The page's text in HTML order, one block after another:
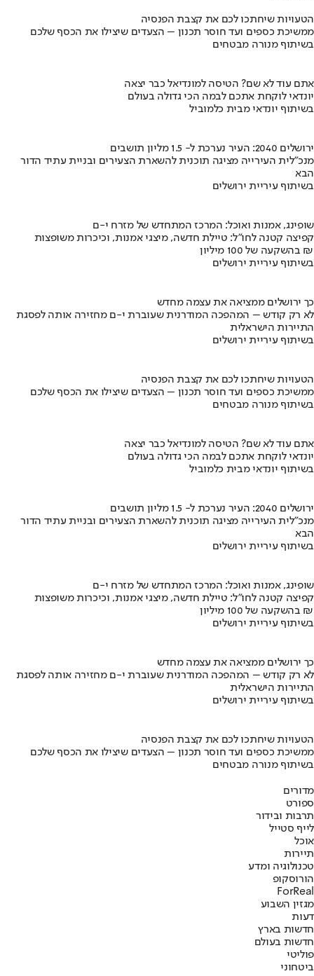
הטעויות שיחתכו לכם את קצבת הפנסיה
ממשיכת כספים ועד חוסר תכנון – הצעדים שיצילו את הכסף שלכם
בשיתוף מנורה מבטחים
אתם עוד לא שם? הטיסה למונדיאל כבר יצאה
יונדאי לוקחת אתכם לבמה הכי גדולה בעולם
בשיתוף יונדאי מבית כלמוביל
ירושלים 2040: העיר נערכת ל- 1.5 מליון תושבים
מנכ"לית העירייה מציגה תוכנית להשארת הצעירים ובניית עתיד הדור
הבא
בשיתוף עיריית ירושלים
שופינג, אמנות ואוכל: המרכז המתחדש של מזרח י-ם
קפיצה קטנה לחו"ל: טיילת חדשה, מיצגי אמנות, וכיכרות משופצות
בהשקעה של 100 מיליון ₪
בשיתוף עיריית ירושלים
כך ירושלים ממציאה את עצמה מחדש
לא רק קודש – המהפכה המודרנית שעוברת י-ם מחזירה אותה לפסגת
התיירות הישראלית
בשיתוף עיריית ירושלים
הטעויות שיחתכו לכם את קצבת הפנסיה
ממשיכת כספים ועד חוסר תכנון – הצעדים שיצילו את הכסף שלכם
בשיתוף מנורה מבטחים
אתם עוד לא שם? הטיסה למונדיאל כבר יצאה
יונדאי לוקחת אתכם לבמה הכי גדולה בעולם
בשיתוף יונדאי מבית כלמוביל
ירושלים 2040: העיר נערכת ל- 1.5 מליון תושבים
מנכ"לית העירייה מציגה תוכנית להשארת הצעירים ובניית עתיד הדור
הבא
בשיתוף עיריית ירושלים
שופינג, אמנות ואוכל: המרכז המתחדש של מזרח י-ם
קפיצה קטנה לחו"ל: טיילת חדשה, מיצגי אמנות, וכיכרות משופצות
בהשקעה של 100 מיליון ₪
בשיתוף עיריית ירושלים
כך ירושלים ממציאה את עצמה מחדש
לא רק קודש – המהפכה המודרנית שעוברת י-ם מחזירה אותה לפסגת
התיירות הישראלית
בשיתוף עיריית ירושלים
הטעויות שיחתכו לכם את קצבת הפנסיה
ממשיכת כספים ועד חוסר תכנון – הצעדים שיצילו את הכסף שלכם
בשיתוף מנורה מבטחים
מדורים
ספורט
תרבות ובידור
לייף סטייל
אוכל
תיירות
טכנולוגיה ומדע
הורוסקופ
ForReal
מגזין השבוע
דעות
חדשות בארץ
חדשות בעולם
פוליטי
ביטחוני